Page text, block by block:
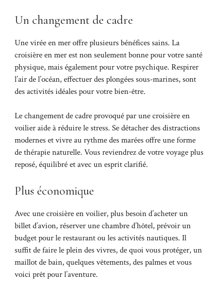
Un changement de cadre
Une virée en mer offre plusieurs bénéfices sains. La
croisière en mer est non seulement bonne pour votre santé
physique, mais également pour votre psychique. Respirer
l’air de l’océan, effectuer des plongées sous-marines, sont
des activités idéales pour votre bien-être.
Le changement de cadre provoqué par une croisière en
voilier aide à réduire le stress. Se détacher des distractions
modernes et vivre au rythme des marées offre une forme
de thérapie naturelle. Vous reviendrez de votre voyage plus
reposé, équilibré et avec un esprit clarifié.
Plus économique
Avec une croisière en voilier, plus besoin d’acheter un
billet d’avion, réserver une chambre d’hôtel, prévoir un
budget pour le restaurant ou les activités nautiques. Il
suffit de faire le plein des vivres, de quoi vous protéger, un
maillot de bain, quelques vêtements, des palmes et vous
voici prêt pour l’aventure.